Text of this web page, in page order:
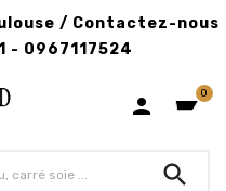
/ Contactez-nous
- 0967117524
 0
